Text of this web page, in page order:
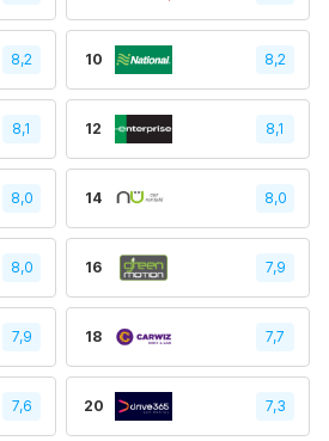
8,2 10 8,2
8,1 12 8,1
8,0 14 8,0
8,0 16 7,9
7,9 18 7,7
7,6 20 7,3